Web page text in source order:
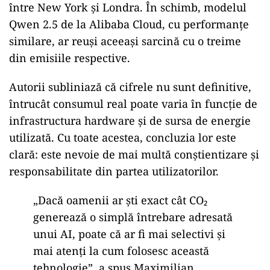
între New York și Londra. În schimb, modelul
Qwen 2.5 de la Alibaba Cloud, cu performanțe
similare, ar reuși aceeași sarcină cu o treime
din emisiile respective.
Autorii subliniază că cifrele nu sunt definitive,
întrucât consumul real poate varia în funcție de
infrastructura hardware și de sursa de energie
utilizată. Cu toate acestea, concluzia lor este
clară: este nevoie de mai multă conștientizare și
responsabilitate din partea utilizatorilor.
„Dacă oamenii ar ști exact cât CO₂
generează o simplă întrebare adresată
unui AI, poate că ar fi mai selectivi și
mai atenți la cum folosesc această